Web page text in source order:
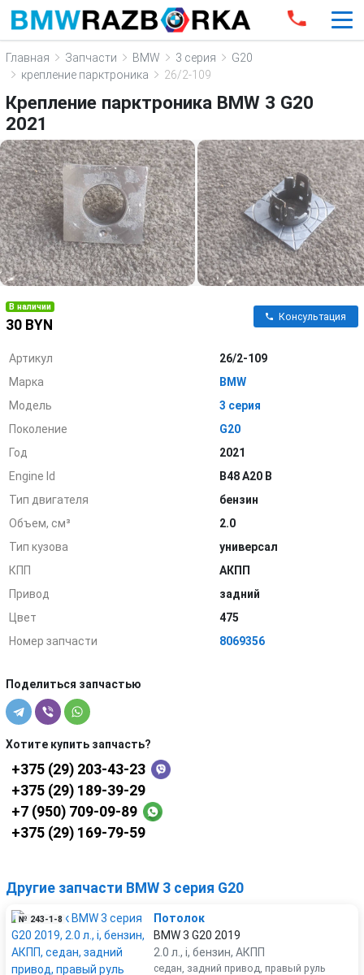
Главная Запчасти BMW 3 серия
G20
крепление парктроника
26/2-109
Крепление парктроника BMW 3 G20
2021
В наличии
30 BYN
Консультация
Артикул
26/2-109
Марка
BMW
Модель
3 серия
Поколение
G20
Год
2021
Engine Id
B48 A20 B
Тип двигателя
бензин
Объем, см³
2.0
Тип кузова
универсал
КПП
АКПП
Привод
задний
Цвет
475
Номер запчасти
8069356
Поделиться запчастью
Хотите купить запчасть?
+375 (29) 203-43-23
+375 (29) 189-39-29
+7 (950) 709-09-89
+375 (29) 169-79-59
Другие запчасти BMW 3 серия G20
№ 243-1-8
Потолок
BMW 3 G20 2019
2.0 л., i, бензин, АКПП
седан, задний привод, правый руль